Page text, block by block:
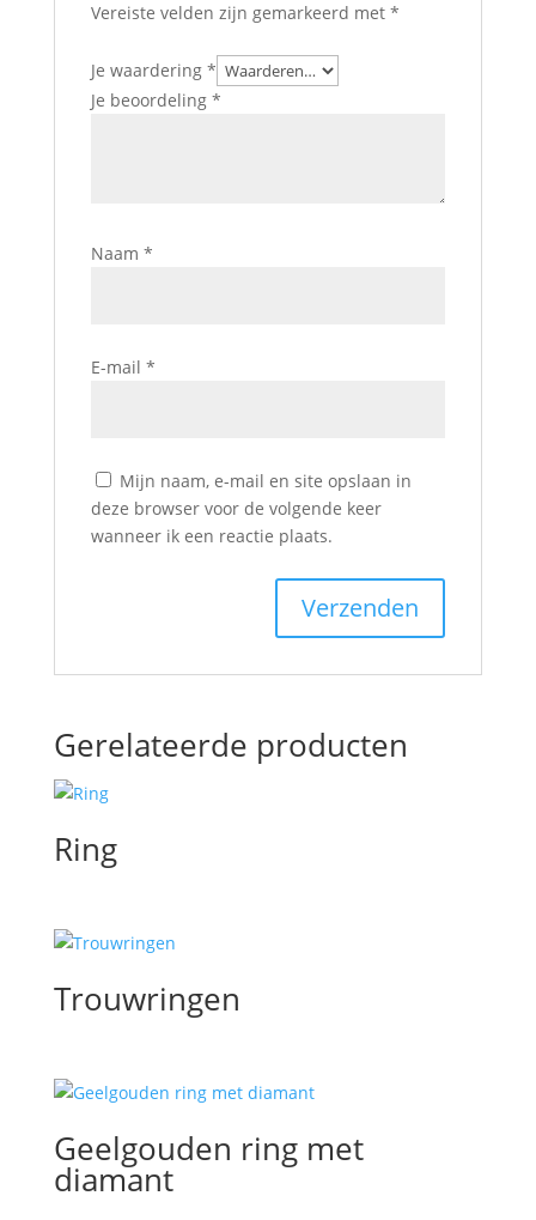
Vereiste velden zijn gemarkeerd met *
Je waardering *
Je beoordeling *
Naam *
E-mail *
Mijn naam, e-mail en site opslaan in
deze browser voor de volgende keer
wanneer ik een reactie plaats.
Gerelateerde producten
Ring
Trouwringen
Geelgouden ring met
diamant